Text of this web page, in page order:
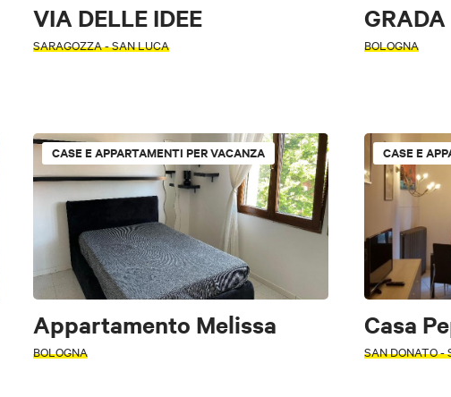
VIA DELLE IDEE
SARAGOZZA - SAN LUCA
GRADA
BOLOGNA
CASE E APPARTAMENTI PER VACANZA
Appartamento Melissa
BOLOGNA
CASE E
Casa
SAN DONATO -